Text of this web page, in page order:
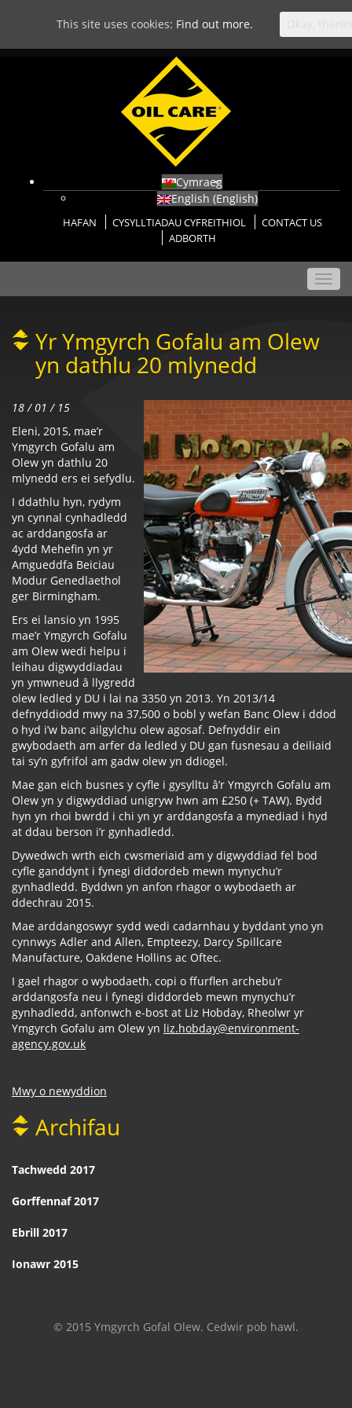
Cymraeg
English (English)
HAFAN CYSYLLTIADAU CYFREITHIOL
CONTACT US
ADBORTH
Yr Ymgyrch Gofalu am Olew
yn dathlu 20 mlynedd
18 / 01 / 15
Eleni, 2015, mae’r
Ymgyrch Gofalu am
Olew yn dathlu 20
mlynedd ers ei sefydlu.
I ddathlu hyn, rydym
yn cynnal cynhadledd
ac arddangosfa ar
4ydd Mehefin yn yr
Amgueddfa Beiciau
Modur Genedlaethol
ger Birmingham.
Ers ei lansio yn 1995
mae’r Ymgyrch Gofalu
am Olew wedi helpu i
leihau digwyddiadau
yn ymwneud â llygredd
olew ledled y DU i lai na 3350 yn 2013. Yn 2013/14
defnyddiodd mwy na 37,500 o bobl y wefan Banc Olew i ddod
o hyd i’w banc ailgylchu olew agosaf. Defnyddir ein
gwybodaeth am arfer da ledled y DU gan fusnesau a deiliaid
tai sy’n gyfrifol am gadw olew yn ddiogel.
Mae gan eich busnes y cyfle i gysylltu â’r Ymgyrch Gofalu am
Olew yn y digwyddiad unigryw hwn am £250 (+ TAW). Bydd
hyn yn rhoi bwrdd i chi yn yr arddangosfa a mynediad i hyd
at ddau berson i’r gynhadledd.
Dywedwch wrth eich cwsmeriaid am y digwyddiad fel bod
cyfle ganddynt i fynegi diddordeb mewn mynychu’r
gynhadledd. Byddwn yn anfon rhagor o wybodaeth ar
ddechrau 2015.
Mae arddangoswyr sydd wedi cadarnhau y byddant yno yn
cynnwys Adler and Allen, Empteezy, Darcy Spillcare
Manufacture, Oakdene Hollins ac Oftec.
I gael rhagor o wybodaeth, copi o ffurflen archebu’r
arddangosfa neu i fynegi diddordeb mewn mynychu’r
gynhadledd, anfonwch e-bost at Liz Hobday, Rheolwr yr
Ymgyrch Gofalu am Olew yn liz.hobday@environment-
agency.gov.uk
Mwy o newyddion
Archifau
Tachwedd 2017
Gorffennaf 2017
Ebrill 2017
Ionawr 2015
© 2015 Ymgyrch Gofal Olew. Cedwir pob hawl.
This site uses cookies: Find out more.